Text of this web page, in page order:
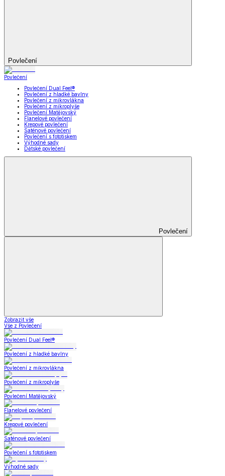
Povlečení
Povlečení
Povlečení Dual Feel®
Povlečení z hladké bavlny
Povlečení z mikrovlákna
Povlečení z mikroplyše
Povlečení Matějovský
Flanelové povlečení
Krepové povlečení
Saténové povlečení
Povlečení s fototiskem
Výhodné sady
Dětské povlečení
Povlečení
Zobrazit vše
Vše z Povlečení
Povlečení Dual Feel®
Povlečení z hladké bavlny
Povlečení z mikrovlákna
Povlečení z mikroplyše
Povlečení Matějovský
Flanelové povlečení
Krepové povlečení
Saténové povlečení
Povlečení s fototiskem
Výhodné sady